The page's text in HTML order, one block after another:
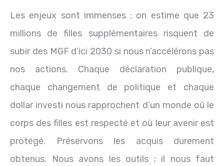
Les enjeux sont immenses : on estime que 23
millions de filles supplémentaires risquent de
subir des MGF d’ici 2030 si nous n’accélérons pas
nos actions. Chaque déclaration publique,
chaque changement de politique et chaque
dollar investi nous rapprochent d’un monde où le
corps des filles est respecté et où leur avenir est
protégé. Préservons les acquis durement
obtenus. Nous avons les outils ; il nous faut